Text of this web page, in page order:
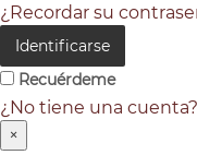
¿Recordar su
Identificarse
Recuérdeme
¿No tiene una cuenta?
×